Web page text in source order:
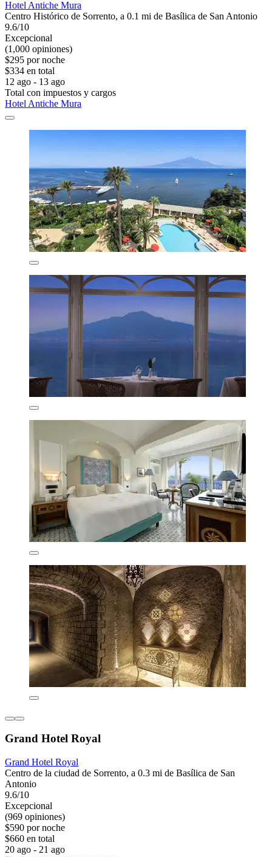
Hotel Antiche Mura
Centro Histórico de Sorrento, a 0.1 mi de Basílica de San Antonio
9.6/10
Excepcional
(1,000 opiniones)
$295 por noche
$334 en total
12 ago - 13 ago
Total con impuestos y cargos
Hotel Antiche Mura
Grand Hotel Royal
Grand Hotel Royal
Centro de la ciudad de Sorrento, a 0.3 mi de Basílica de San
Antonio
9.6/10
Excepcional
(969 opiniones)
$590 por noche
$660 en total
20 ago - 21 ago